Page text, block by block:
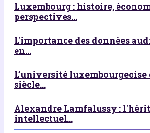
Luxembourg : histoire,
perspectives...
L'importance des données
en...
L’université luxembourgeoise
siècle...
Alexandre Lamfalussy :
intellectuel...